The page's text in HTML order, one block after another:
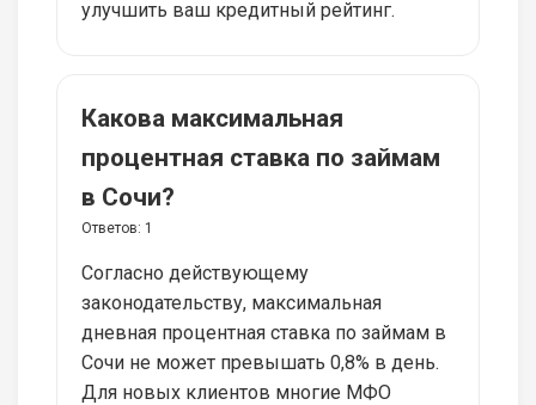
улучшить ваш кредитный рейтинг.
Какова максимальная
процентная ставка по займам
в Сочи?
Ответов: 1
Согласно действующему
законодательству, максимальная
дневная процентная ставка по займам в
Сочи не может превышать 0,8% в день.
Для новых клиентов многие МФО